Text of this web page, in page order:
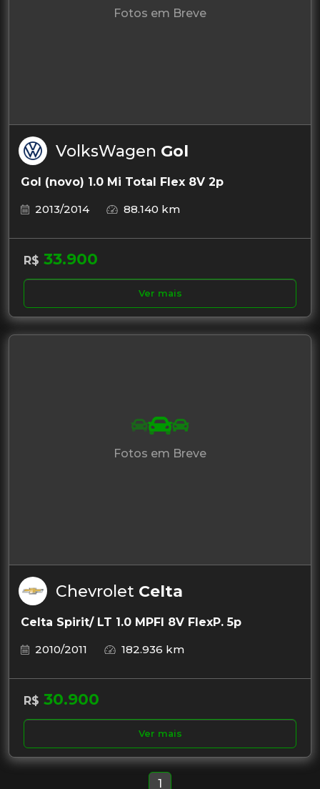
Fotos em Breve
VolksWagen Gol
Gol (novo) 1.0 Mi Total Flex 8V 2p
2013/2014
88.140 km
R$ 33.900
Ver mais
Fotos em Breve
Chevrolet Celta
Celta Spirit/ LT 1.0 MPFI 8V FlexP. 5p
2010/2011
182.936 km
R$ 30.900
Ver mais
1